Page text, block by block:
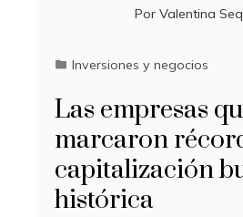
Por Valentina
Inversiones y negocios
Las empresas
marcaron
capitalización
histórica